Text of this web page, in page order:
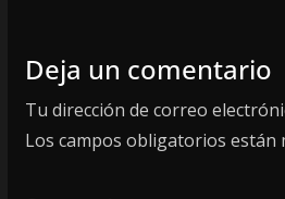
Deja un comentario
Tu dirección de correo
Los campos obligatorios están